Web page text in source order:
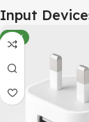
Input
NEW